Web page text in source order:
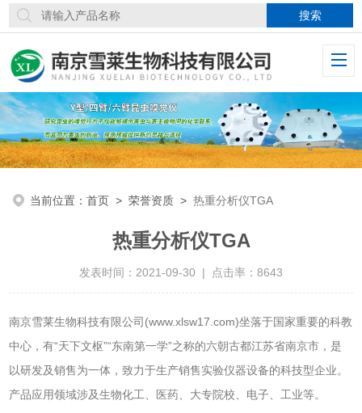
当前位置：首页 >荣誉资质 >热重分析仪TGA
热重分析仪TGA
发表时间：2021-09-30 | 点击率：8643
南京雪莱生物科技有限公司(www.xlsw17.com)坐落于国家重要的科教
中心，有“天下文枢”“东南第一学”之称的六朝古都江苏省南京市，是
以研发及销售为一体，致力于生产销售实验仪器设备的科技型企业。
产品应用领域涉及生物化工、医药、大专院校、电子、工业等。